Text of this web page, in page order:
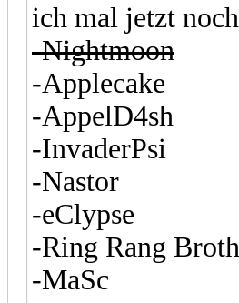
ich mal jetzt
-Nightmoon
-Applecake
-AppelD4sh
-InvaderPsi
-Nastor
-eClypse
-Ring Rang
-MaSc